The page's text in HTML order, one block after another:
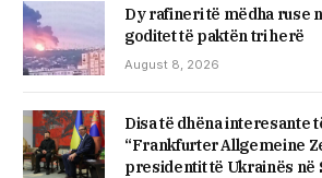
Dy rafineri të mëdha ruse
goditet të paktën tri herë
August 8, 2026
Disa të dhëna interesante
“Frankfurter Allgemeine
presidentit të Ukrainës në